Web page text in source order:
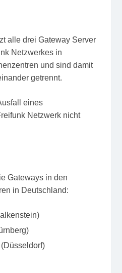
alle drei Gateway Server
Netzwerkes in
und sind damit
getrennt.
eines
Netzwerk nicht
Gateways in den
in Deutschland: